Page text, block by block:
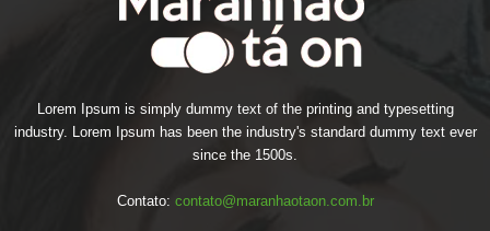
Lorem Ipsum is simply dummy text of the printing and typesetting
industry. Lorem Ipsum has been the industry's standard dummy text ever
since the 1500s.
Contato: contato@maranhaotaon.com.br